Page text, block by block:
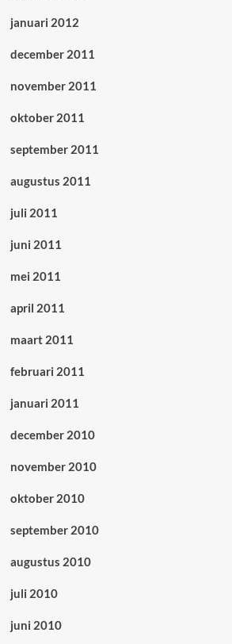
januari 2012
december 2011
november 2011
oktober 2011
september 2011
augustus 2011
juli 2011
juni 2011
mei 2011
april 2011
maart 2011
februari 2011
januari 2011
december 2010
november 2010
oktober 2010
september 2010
augustus 2010
juli 2010
juni 2010